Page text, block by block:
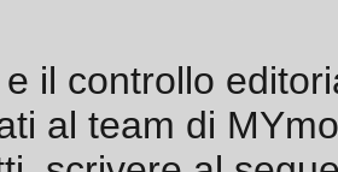
il controllo
al team di